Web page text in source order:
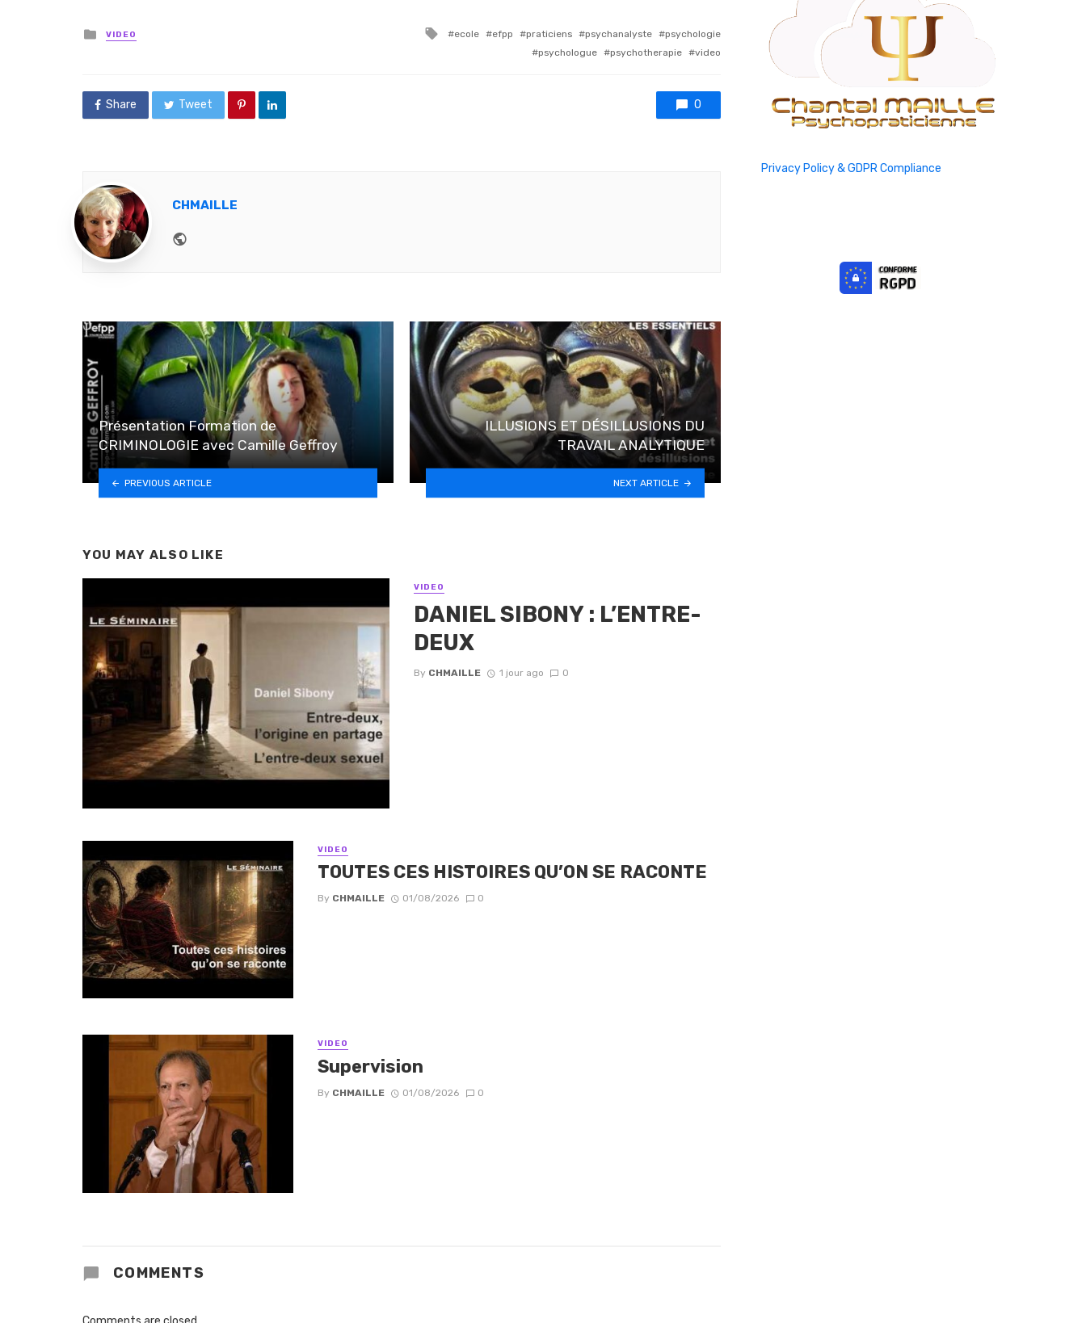
Posted in
VIDEO Tagged with
ecole efpp praticiens psychanalyste
psychologie
psychologue
psychotherapie video
Share Tweet 0
CHMAILLE
Présentation Formation de
CRIMINOLOGIE avec Camille Geffroy
PREVIOUS ARTICLE
ILLUSIONS ET DÉSILLUSIONS DU
TRAVAIL ANALYTIQUE
NEXT ARTICLE
YOU MAY ALSO LIKE
VIDEO
DANIEL SIBONY : L’ENTRE-
DEUX
By CHMAILLE 1 jour ago 0
VIDEO
TOUTES CES HISTOIRES QU’ON SE RACONTE
By CHMAILLE 01/08/2026 0
VIDEO
Supervision
By CHMAILLE 01/08/2026 0
COMMENTS
Privacy Policy & GDPR Compliance